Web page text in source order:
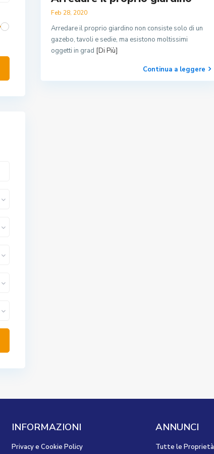
Feb 28, 2020
Arredare il proprio giardino non consiste solo di un
gazebo, tavoli e sedie, ma esistono moltissimi
oggetti in grad [Di Più]
Continua a leggere
INFORMAZIONI
Privacy e Cookie Policy
ANNUNCI
Tutte le Proprietà